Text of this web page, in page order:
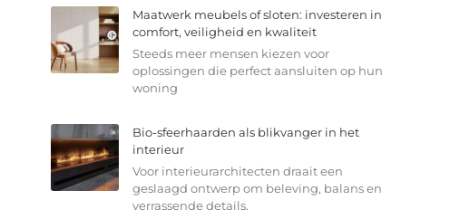
Maatwerk meubels of sloten: investeren in
comfort, veiligheid en kwaliteit
Steeds meer mensen kiezen voor
oplossingen die perfect aansluiten op hun
woning
Bio-sfeerhaarden als blikvanger in het
interieur
Voor interieurarchitecten draait een
geslaagd ontwerp om beleving, balans en
verrassende details.